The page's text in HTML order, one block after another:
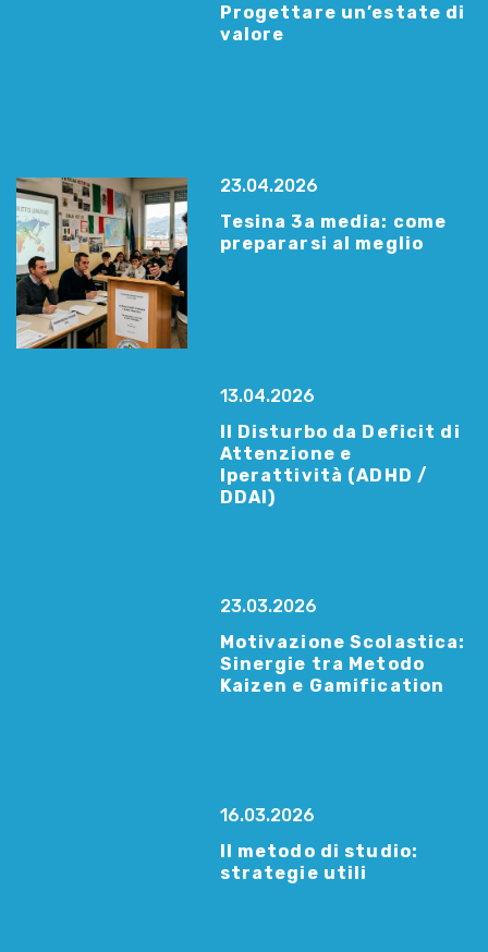
Progettare un’estate di
valore
23.04.2026
Tesina 3a media: come
prepararsi al meglio
13.04.2026
Il Disturbo da Deficit di
Attenzione e
Iperattività (ADHD /
DDAI)
23.03.2026
Motivazione Scolastica:
Sinergie tra Metodo
Kaizen e Gamification
16.03.2026
Il metodo di studio:
strategie utili